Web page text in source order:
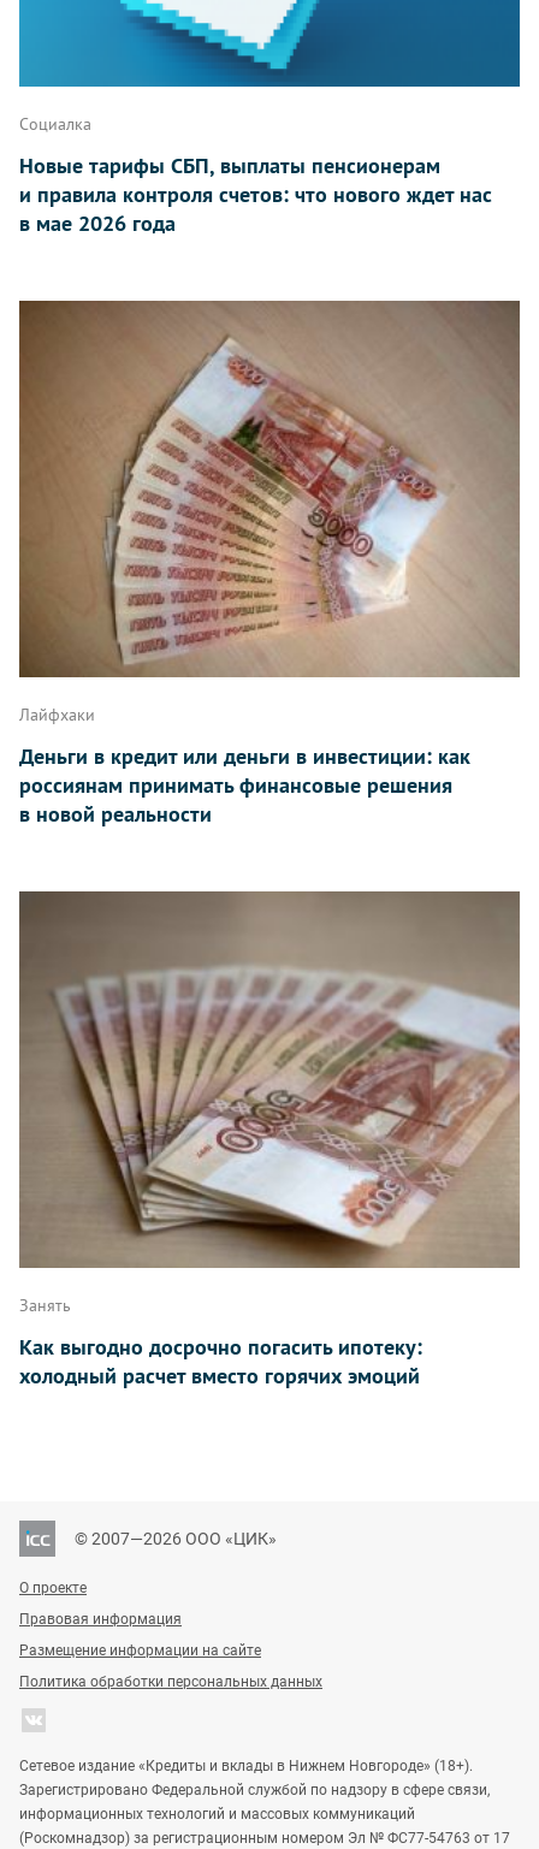
Социалка
Новые тарифы СБП, выплаты пенсионерам
и правила контроля счетов: что нового ждет нас
в мае 2026 года
Лайфхаки
Деньги в кредит или деньги в инвестиции: как
россиянам принимать финансовые решения
в новой реальности
Занять
Как выгодно досрочно погасить ипотеку:
холодный расчет вместо горячих эмоций
© 2007—2026 ООО «ЦИК»
О проекте
Правовая информация
Размещение информации на сайте
Политика обработки персональных данных
Сетевое издание «Кредиты и вклады в Нижнем Новгороде» (18+).
Зарегистрировано Федеральной службой по надзору в сфере связи,
информационных технологий и массовых коммуникаций
(Роскомнадзор) за регистрационным номером Эл № ФС77-54763 от 17